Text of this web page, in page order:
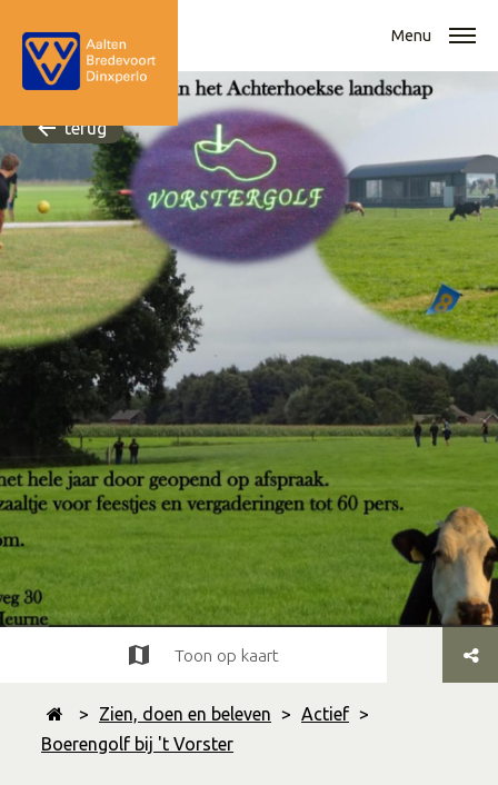
Menu
terug
> Zien, doen en beleven > Actief >
Boerengolf bij 't Vorster
Toon op kaart